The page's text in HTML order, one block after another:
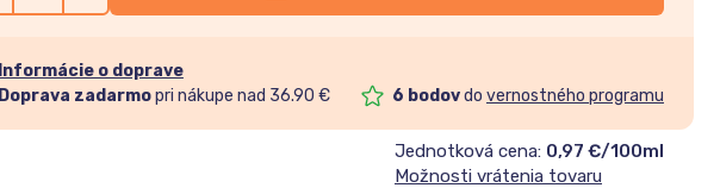
Informácie o doprave
Doprava zadarmopri nákupe nad 36.90 € 6 bodovdo vernostného programu
Jednotková cena: 0,97 €/100ml
Možnosti vrátenia tovaru